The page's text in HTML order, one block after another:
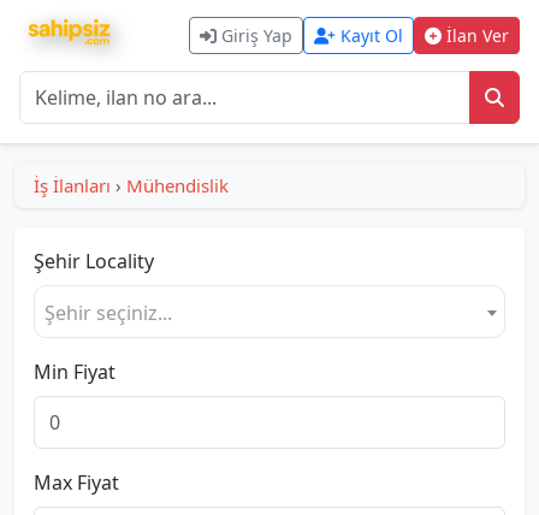
Giriş Yap Kayıt Ol İlan Ver
İş İlanları › Mühendislik
Şehir Locality
Şehir seçiniz...
Min Fiyat
Max Fiyat